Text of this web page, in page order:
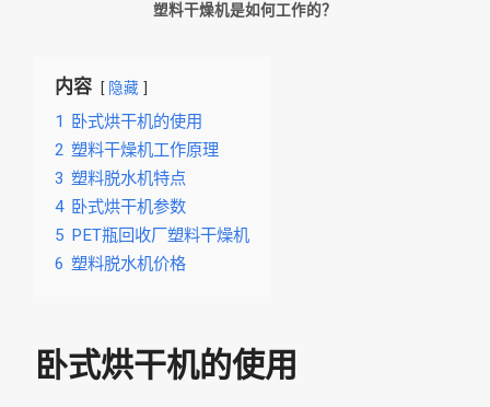
塑料干燥机是如何工作的？
内容 隐藏
1
卧式烘干机的使用
2 塑料干燥机工作原理
3 塑料脱水机特点
4 卧式烘干机参数
5 PET瓶回收厂塑料干燥机
6 塑料脱水机价格
卧式烘干机的使用